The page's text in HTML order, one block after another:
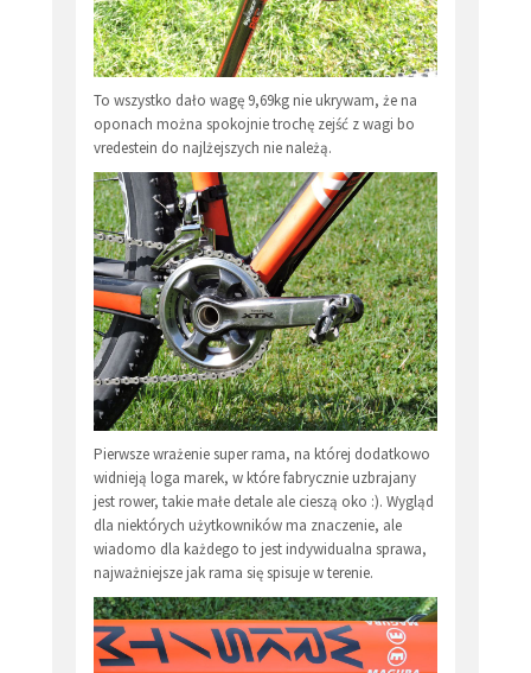
To wszystko dało wagę 9,69kg nie ukrywam, że na
oponach można spokojnie trochę zejść z wagi bo
vredestein do najlżejszych nie należą.
Pierwsze wrażenie super rama, na której dodatkowo
widnieją loga marek, w które fabrycznie uzbrajany
jest rower, takie małe detale ale cieszą oko :). Wygląd
dla niektórych użytkowników ma znaczenie, ale
wiadomo dla każdego to jest indywidualna sprawa,
najważniejsze jak rama się spisuje w terenie.